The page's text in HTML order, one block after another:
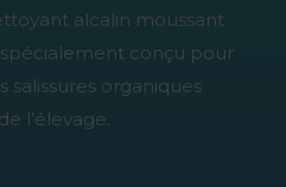
alcalin moussant
conçu pour
organiques
l’élevage.